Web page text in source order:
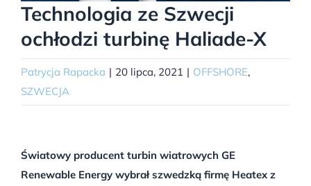
Technologia ze Szwecji
ochłodzi turbinę Haliade-X
Patrycja Rapacka | 20 lipca, 2021 | OFFSHORE,
SZWECJA
Światowy producent turbin wiatrowych GE
Renewable Energy wybrał szwedzką firmę Heatex z